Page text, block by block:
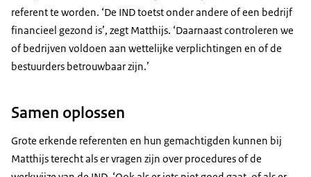
referent te worden. ‘De IND toetst onder andere of een bedrijf
financieel gezond is’, zegt Matthijs. ‘Daarnaast controleren we
of bedrijven voldoen aan wettelijke verplichtingen en of de
bestuurders betrouwbaar zijn.’
Samen oplossen
Grote erkende referenten en hun gemachtigden kunnen bij
Matthijs terecht als er vragen zijn over procedures of de